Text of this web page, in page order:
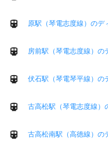
原駅（琴電志度線）のデ
房前駅（琴電志度線）の
伏石駅（琴電琴平線）の
古高松駅（琴電志度線）
古高松南駅（高徳線）の